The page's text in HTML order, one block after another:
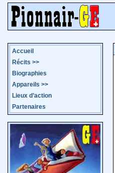
Accueil
Récits >>
Biographies
Appareils >>
Lieux d’action
Partenaires